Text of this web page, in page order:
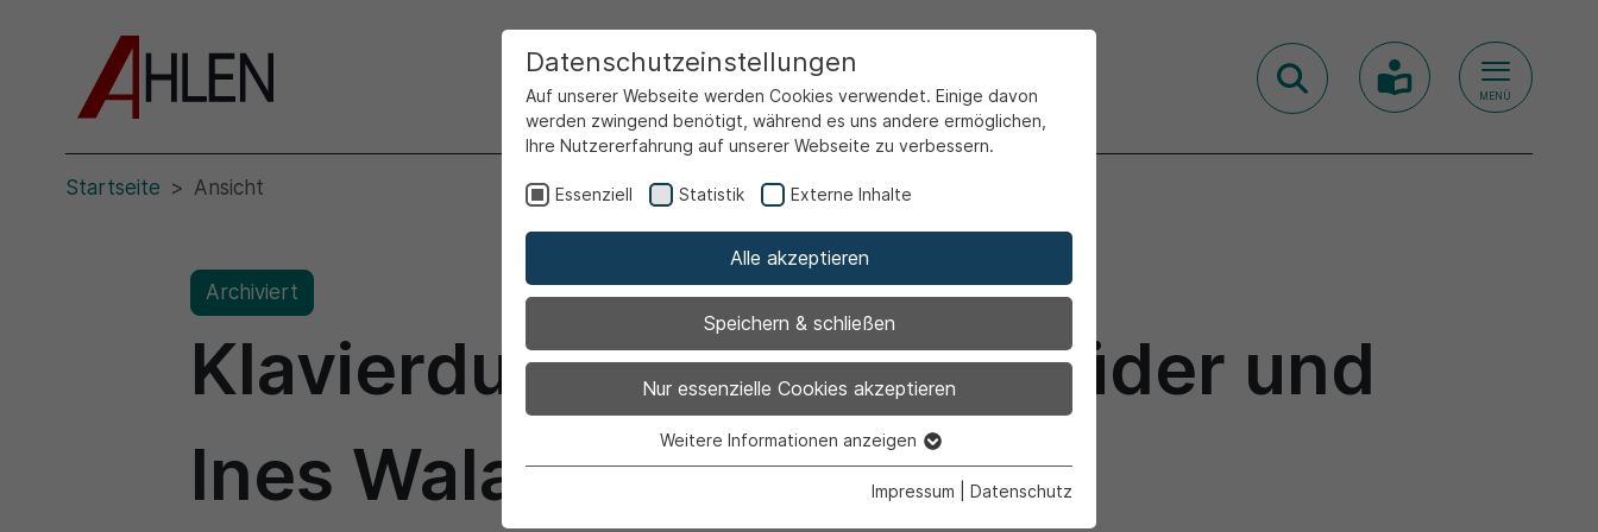
MENÜ
Startseite Ansicht
Archiviert
Klavierduett mit Holger Blüder und
Ines Walachowski
Datenschutzeinstellungen
Auf unserer Webseite werden Cookies verwendet. Einige davon
werden zwingend benötigt, während es uns andere ermöglichen,
Ihre Nutzererfahrung auf unserer Webseite zu verbessern.
Essenziell Statistik Externe Inhalte
Alle akzeptieren
Speichern & schließen
Nur essenzielle Cookies akzeptieren
Essenzielle Cookies werden für grundlegende Funktionen der
Weitere Informationen anzeigen
Impressum Datenschutz